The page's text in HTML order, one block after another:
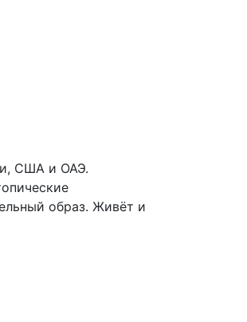
США и ОАЭ.
образ. Живёт и